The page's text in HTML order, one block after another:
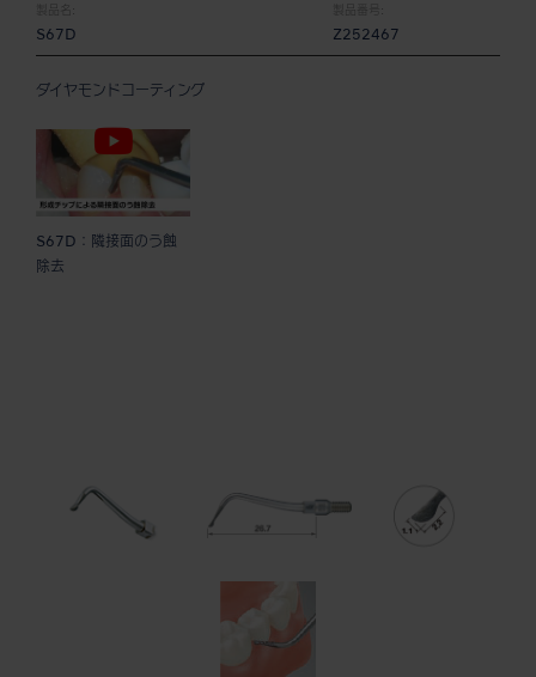
製品名:
S67D
製品番号:
Z252467
ダイヤモンドコーティング
S67D：隣接面のう蝕
除去